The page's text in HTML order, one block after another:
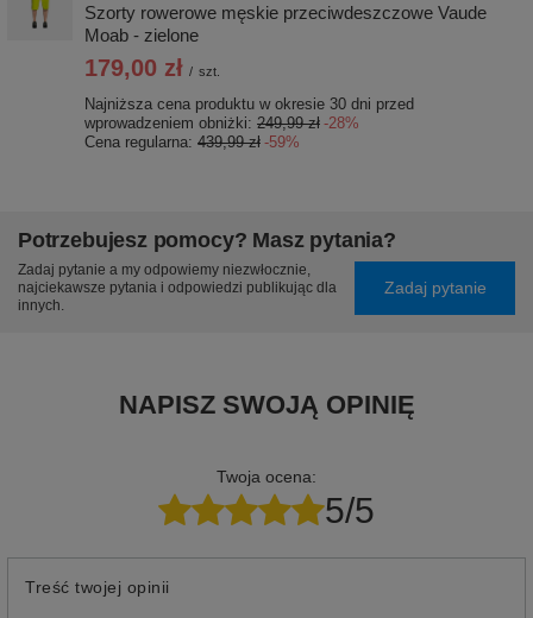
Szorty rowerowe męskie przeciwdeszczowe Vaude
Moab - zielone
179,00 zł / szt.
Najniższa cena produktu w okresie 30 dni przed
wprowadzeniem obniżki: 249,99 zł -28%
Cena regularna: 439,99 zł -59%
Potrzebujesz pomocy? Masz pytania?
Zadaj pytanie a my odpowiemy niezwłocznie,
najciekawsze pytania i odpowiedzi publikując dla
innych.
Zadaj pytanie
NAPISZ SWOJĄ OPINIĘ
Twoja ocena:
5/5
Treść twojej opinii